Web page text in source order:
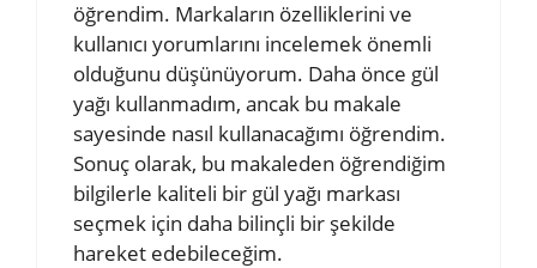
öğrendim. Markaların özelliklerini ve
kullanıcı yorumlarını incelemek önemli
olduğunu düşünüyorum. Daha önce gül
yağı kullanmadım, ancak bu makale
sayesinde nasıl kullanacağımı öğrendim.
Sonuç olarak, bu makaleden öğrendiğim
bilgilerle kaliteli bir gül yağı markası
seçmek için daha bilinçli bir şekilde
hareket edebileceğim.